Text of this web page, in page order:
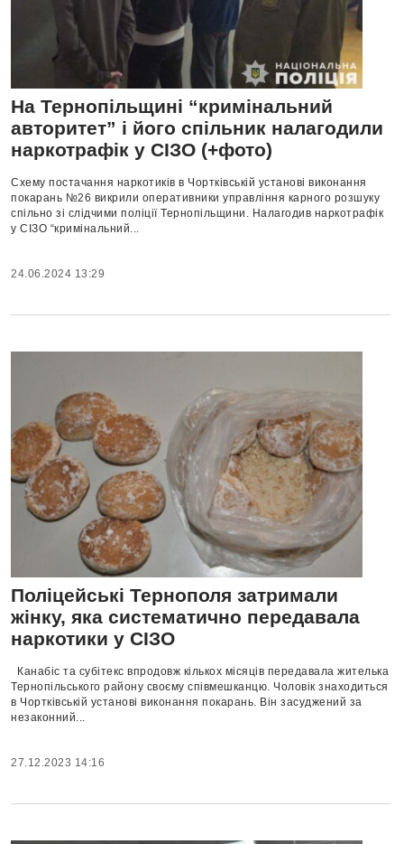
На Тернопільщині “кримінальний
авторитет” і його спільник налагодили
наркотрафік у СІЗО (+фото)
Схему постачання наркотиків в Чортківській установі виконання
покарань №26 викрили оперативники управління карного розшуку
спільно зі слідчими поліції Тернопільщини. Налагодив наркотрафік
у СІЗО “кримінальний...
24.06.2024 13:29
Поліцейські Тернополя затримали
жінку, яка систематично передавала
наркотики у СІЗО
Канабіс та субітекс впродовж кількох місяців передавала жителька
Тернопільського району своєму співмешканцю. Чоловік знаходиться
в Чортківській установі виконання покарань. Він засуджений за
незаконний...
27.12.2023 14:16